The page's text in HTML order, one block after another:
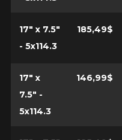
17" x 7.5"
- 5x114.3
185,49$
17" x
7.5" -
5x114.3
146,99$